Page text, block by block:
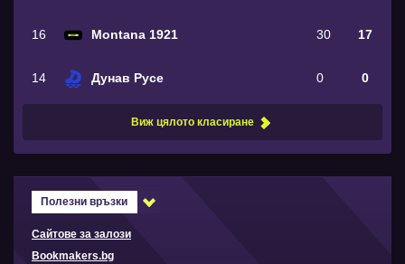
16 Montana 1921 30 17
14 Дунав Русе 0 0
Виж цялото класиране
Полезни връзки
Сайтове за залози
Bookmakers.bg